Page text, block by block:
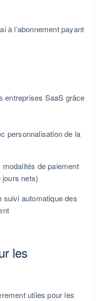
à l’abonnement payant
entreprises SaaS grâce
personnalisation de la
de paiement
jours nets)
suivi automatique des
les
utiles pour les